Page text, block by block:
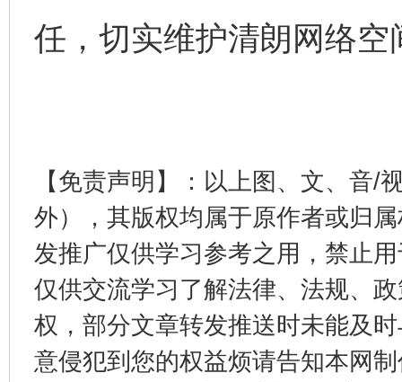
任，切实维护清朗网络空
【免责声明】：以上图、文、音/
外），其版权均属于原作者或归
发推广仅供学习参考之用，禁止
仅供交流学习了解法律、法规、
权，部分文章转发推送时未能及
意侵犯到您的权益烦请告知本网
东山县通报“牛蛙产品抗生素超标问题” 法